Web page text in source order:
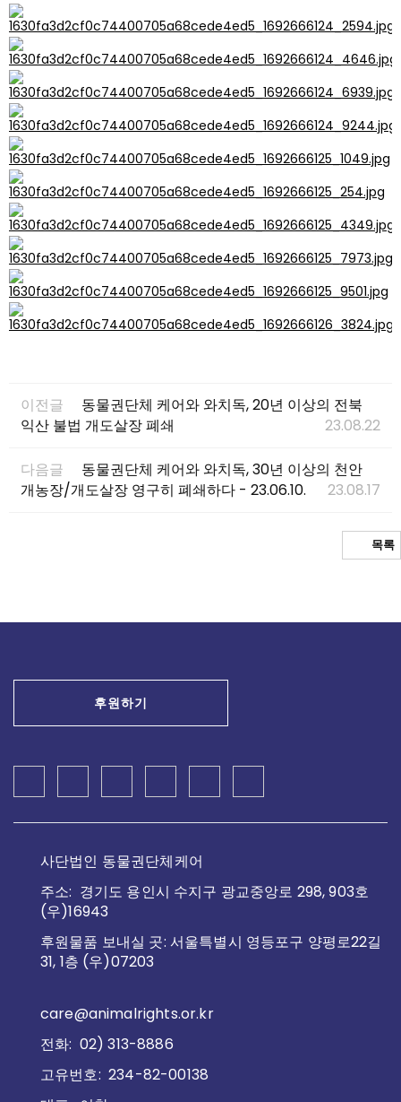
이전글
동물권단체 케어와 와치독, 20년 이상의 전북
익산 불법 개도살장 폐쇄
23.08.22
다음글
동물권단체 케어와 와치독, 30년 이상의 천안
개농장/개도살장 영구히 폐쇄하다 - 23.06.10.
23.08.17
목록
후원하기
사단법인 동물권단체케어
주소: 경기도 용인시 수지구 광교중앙로 298, 903호
(우)16943
후원물품 보내실 곳: 서울특별시 영등포구 양평로22길
31, 1층 (우)07203
care@animalrights.or.kr
전화: 02) 313-8886
고유번호: 234-82-00138